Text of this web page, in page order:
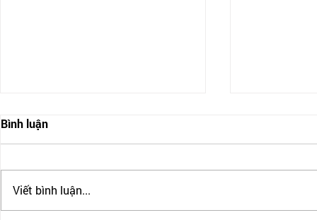
Bình luận
Viết bình luận...